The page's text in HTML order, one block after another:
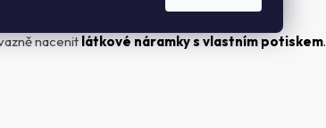
(při objednání do 12:00)
nacenitlátkové náramky s vlastním potiskem.